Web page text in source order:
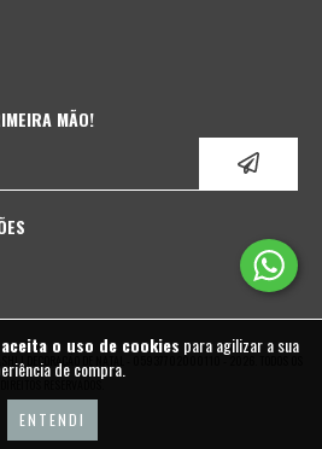
o uso de cookies para agilizar a sua
de compra.
ENTENDI
MÃO!
| DECORAÇÃO DE NATAL - 05937702000110 - 2026. TODOS OS
DIREITOS RESERVADOS.